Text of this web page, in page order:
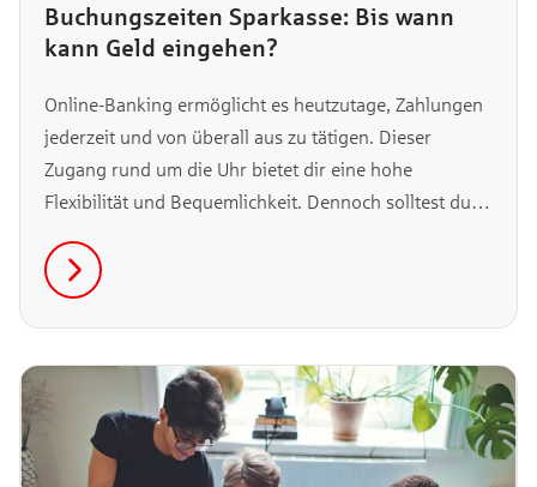
Buchungszeiten Sparkasse: Bis wann
kann Geld eingehen?
Online-Banking ermöglicht es heutzutage, Zahlungen
jederzeit und von überall aus zu tätigen. Dieser
Zugang rund um die Uhr bietet dir eine hohe
Flexibilität und Bequemlichkeit. Dennoch solltest du
auch unmittelbar bei Empfänger oder Empfängerin
eingeht. Was es mit den Buchungszeiten auf sich hat,
erfährst du jetzt!